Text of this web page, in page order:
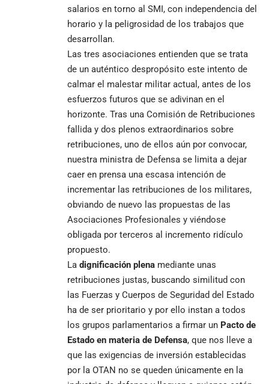
salarios en torno al SMI, con independencia del
horario y la peligrosidad de los trabajos que
desarrollan.
Las tres asociaciones entienden que se trata
de un auténtico despropósito este intento de
calmar el malestar militar actual, antes de los
esfuerzos futuros que se adivinan en el
horizonte. Tras una Comisión de Retribuciones
fallida y dos plenos extraordinarios sobre
retribuciones, uno de ellos aún por convocar,
nuestra ministra de Defensa se limita a dejar
caer en prensa una escasa intención de
incrementar las retribuciones de los militares,
obviando de nuevo las propuestas de las
Asociaciones Profesionales y viéndose
obligada por terceros al incremento ridículo
propuesto.
La dignificación plena mediante unas
retribuciones justas, buscando similitud con
las Fuerzas y Cuerpos de Seguridad del Estado
ha de ser prioritario y por ello instan a todos
los grupos parlamentarios a firmar un Pacto de
Estado en materia de Defensa, que nos lleve a
que las exigencias de inversión establecidas
por la OTAN no se queden únicamente en la